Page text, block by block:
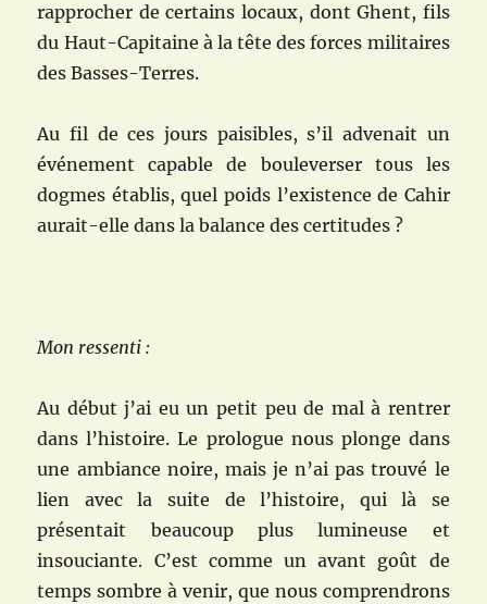
rapprocher de certains locaux, dont Ghent, fils
du Haut-Capitaine à la tête des forces militaires
des Basses-Terres.
Au fil de ces jours paisibles, s’il advenait un
événement capable de bouleverser tous les
dogmes établis, quel poids l’existence de Cahir
aurait-elle dans la balance des certitudes ?
Mon ressenti :
Au début j’ai eu un petit peu de mal à rentrer
dans l’histoire. Le prologue nous plonge dans
une ambiance noire, mais je n’ai pas trouvé le
lien avec la suite de l’histoire, qui là se
présentait beaucoup plus lumineuse et
insouciante. C’est comme un avant goût de
temps sombre à venir, que nous comprendrons